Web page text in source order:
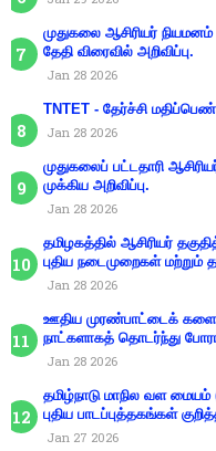
முதுகலை ஆசிரியர்
தேதி விரைவில் அறிவிப்பு.
Jan 28 2026
TNTET - தேர்ச்சி
Jan 28 2026
முதுகலைப் பட்டதாரி
முக்கிய அறிவிப்பு.
Jan 28 2026
தமிழகத்தில் ஆசிரியர்
புதிய நடைமுறைகள் மற்றும்
Jan 28 2026
ஊதிய முரண்பாட்டைக்
நாட்களாகத் தொடர்ந்து
Jan 28 2026
தமிழ்நாடு மாநில வள மையம்
புதிய பாடப்புத்தகங்கள்
Jan 27 2026